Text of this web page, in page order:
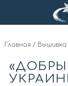
Главная /